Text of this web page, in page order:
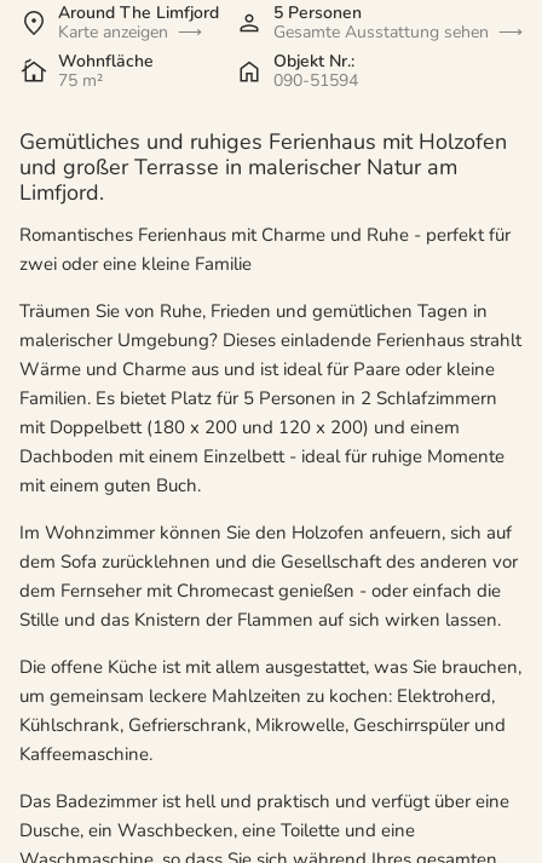
Around The Limfjord
Karte anzeigen
5 Personen
Gesamte Ausstattung sehen
Wohnfläche
75 m²
Objekt Nr.:
090-51594
Gemütliches und ruhiges Ferienhaus mit Holzofen
und großer Terrasse in malerischer Natur am
Limfjord.
Romantisches Ferienhaus mit Charme und Ruhe - perfekt für
zwei oder eine kleine Familie
Träumen Sie von Ruhe, Frieden und gemütlichen Tagen in
malerischer Umgebung? Dieses einladende Ferienhaus strahlt
Wärme und Charme aus und ist ideal für Paare oder kleine
Familien. Es bietet Platz für 5 Personen in 2 Schlafzimmern
mit Doppelbett (180 x 200 und 120 x 200) und einem
Dachboden mit einem Einzelbett - ideal für ruhige Momente
mit einem guten Buch.
Im Wohnzimmer können Sie den Holzofen anfeuern, sich auf
dem Sofa zurücklehnen und die Gesellschaft des anderen vor
dem Fernseher mit Chromecast genießen - oder einfach die
Stille und das Knistern der Flammen auf sich wirken lassen.
Die offene Küche ist mit allem ausgestattet, was Sie brauchen,
um gemeinsam leckere Mahlzeiten zu kochen: Elektroherd,
Kühlschrank, Gefrierschrank, Mikrowelle, Geschirrspüler und
Kaffeemaschine.
Das Badezimmer ist hell und praktisch und verfügt über eine
Dusche, ein Waschbecken, eine Toilette und eine